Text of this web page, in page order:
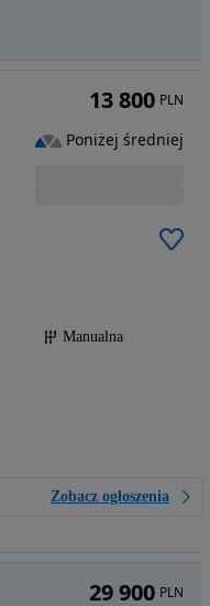
Manualna
Zobacz ogłoszenia
13 800 PLN
Poniżej średniej
29 900 PLN